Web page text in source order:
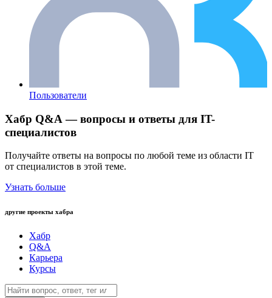
Пользователи
Хабр Q&A — вопросы и ответы для IT-
специалистов
Получайте ответы на вопросы по любой теме из области IT
от специалистов в этой теме.
Узнать больше
другие проекты хабра
Хабр
Q&A
Карьера
Курсы